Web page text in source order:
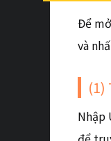
Để
và
(1)
Nhập